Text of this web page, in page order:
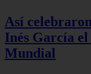
Así
Inés García
Mundial